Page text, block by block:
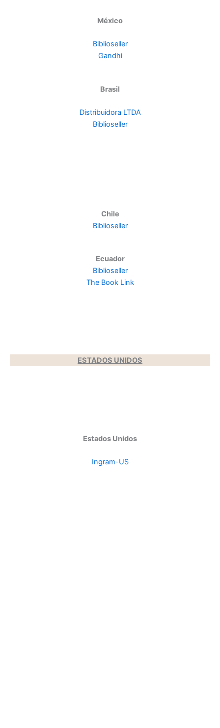
México
Biblioseller
Gandhi
Brasil
Distribuidora LTDA
Biblioseller
Chile
Biblioseller
Ecuador
Biblioseller
The Book Link
ESTADOS UNIDOS
Estados Unidos
Ingram-US